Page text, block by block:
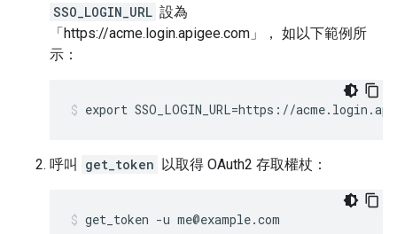
SSO_LOGIN_URL 設為
「https://acme.login.apigee.com」， 如以下範例所
示：
export SSO_LOGIN_URL=https://
呼叫 get_token 以取得 OAuth2 存取權杖：
get_token -u me@example.com